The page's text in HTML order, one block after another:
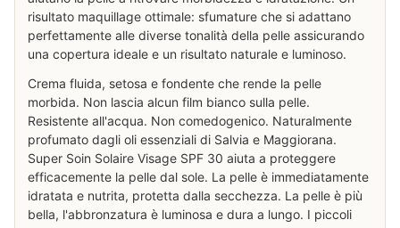
risultato maquillage ottimale: sfumature che si adattano
perfettamente alle diverse tonalità della pelle assicurando
una copertura ideale e un risultato naturale e luminoso.
Crema fluida, setosa e fondente che rende la pelle
morbida. Non lascia alcun film bianco sulla pelle.
Resistente all'acqua. Non comedogenico. Naturalmente
profumato dagli oli essenziali di Salvia e Maggiorana.
Super Soin Solaire Visage SPF 30 aiuta a proteggere
efficacemente la pelle dal sole. La pelle è immediatamente
idratata e nutrita, protetta dalla secchezza. La pelle è più
bella, l'abbronzatura è luminosa e dura a lungo. I piccoli